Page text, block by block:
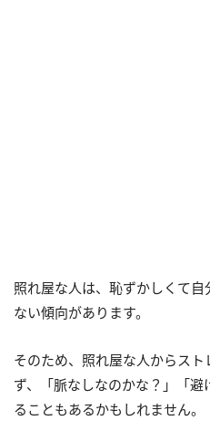
照れ屋な人は、恥ずかしくて
ない傾向があります。
そのため、照れ屋な人からス
ず、「脈なしなのかな？」「
ることもあるかもしれません。